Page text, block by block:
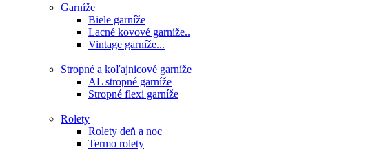
Garníže
Biele garníže
Lacné kovové garníže..
Vintage garníže...
Stropné a koľajnicové garníže
AL stropné garníže
Stropné flexi garníže
Rolety
Rolety deň a noc
Termo rolety